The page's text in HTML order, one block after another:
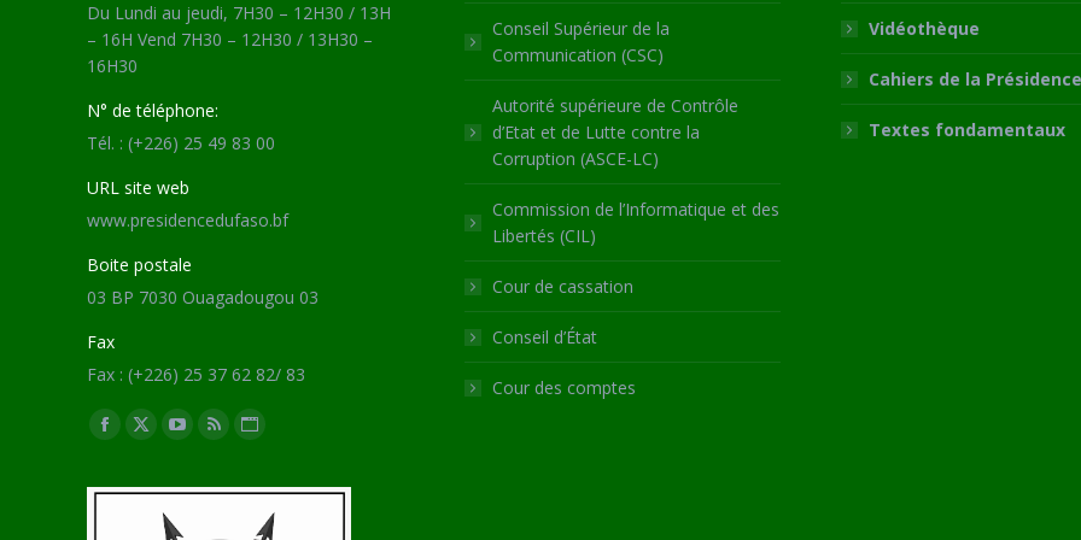
Du Lundi au jeudi, 7H30 – 12H30 / 13H
– 16H Vend 7H30 – 12H30 / 13H30 –
16H30
N° de téléphone:
Tél. : (+226) 25 49 83 00
URL site web
www.presidencedufaso.bf
Boite postale
03 BP 7030 Ouagadougou 03
Fax
Fax : (+226) 25 37 62 82/ 83
Trouvez nous sur :
Facebook
opens
X
opens
YouTube
opens
in
RSS
opens
Site
page
opens
Conseil Supérieur de la
Communication (CSC)
Autorité supérieure de Contrôle
d’Etat et de Lutte contre la
Corruption (ASCE-LC)
Commission de l’Informatique et des
Libertés (CIL)
Cour de cassation
Conseil d’État
Cour des comptes
Vidéothèque
Cahiers de la Présidence
Textes fondamentaux